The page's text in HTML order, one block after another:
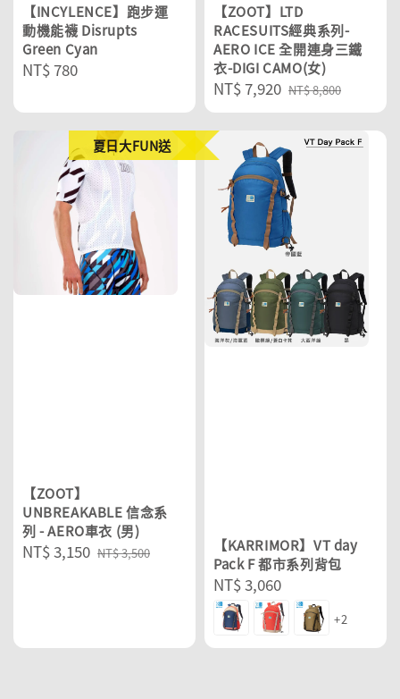
【INCYLENCE】跑步運
動機能襪 Disrupts
Green Cyan
Regular
NT$ 780
【ZOOT】LTD
RACESUITS經典系列-
AERO ICE 全開連身三鐵
衣-DIGI CAMO(女)
Sale
price
NT$ 7,920 Regular
price
NT$ 8,800
夏日大FUN送
【ZOOT】
UNBREAKABLE 信念系
列 - AERO車衣 (男)
Sale
NT$ 3,150 Regular
NT$ 3,500
【KARRIMOR】VT day
Pack F 都市系列背包
Regular
price
NT$ 3,060
+2